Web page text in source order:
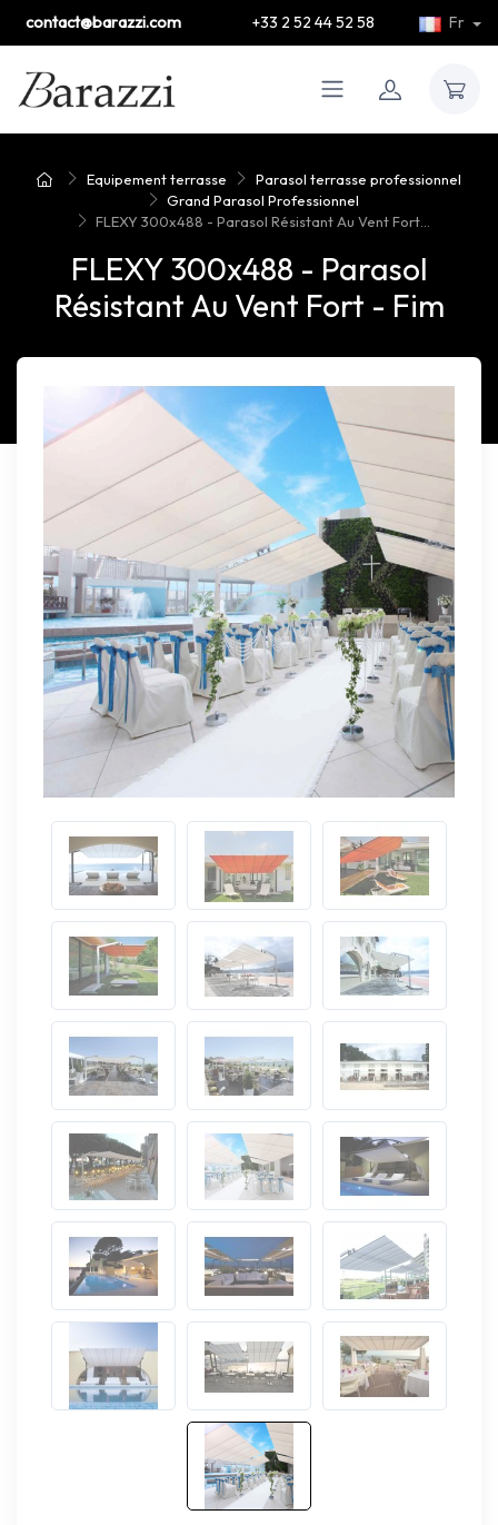
contact@barazzi.com +33 2 52 44 52 58 Fr
Equipement terrasse
Parasol terrasse professionnel
Grand Parasol Professionnel
FLEXY 300x488 - Parasol Résistant Au Vent Fort...
FLEXY 300x488 - Parasol
Résistant Au Vent Fort - Fim